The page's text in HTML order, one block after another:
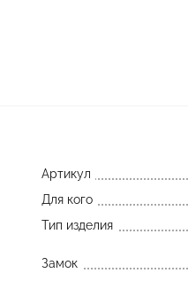
Артикул
Для кого
Тип изделия
Замок